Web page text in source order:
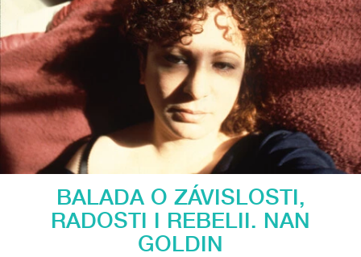
BALADA O ZÁVISLOSTI,
RADOSTI I REBELII. NAN
GOLDIN